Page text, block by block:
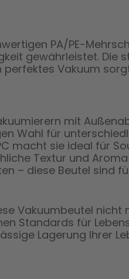
PA/PE-
gewährleistet. Die
Vakuum
mit
Wahl für
macht sie ideal für
Textur und
– diese Beutel sind
Vakuumbeutel
Standards für
Lagerung Ihrer